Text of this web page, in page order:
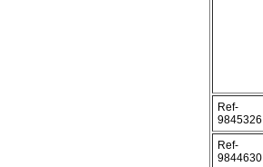
Ref-
9845326
Ref-
9844630